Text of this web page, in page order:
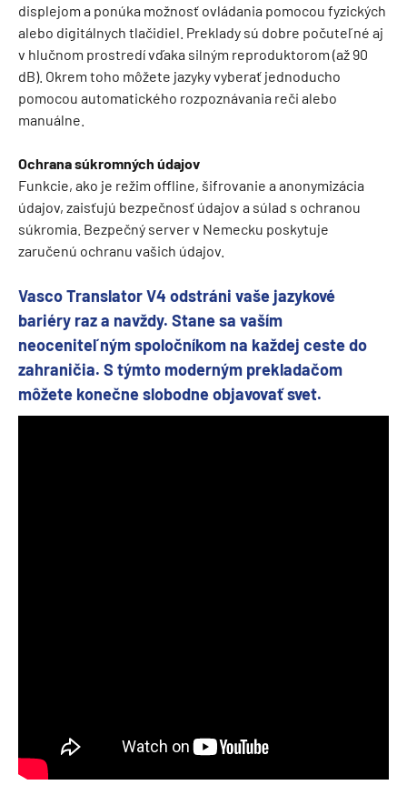
displejom a ponúka možnosť ovládania pomocou fyzických
alebo digitálnych tlačidiel. Preklady sú dobre počuteľné aj
v hlučnom prostredí vďaka silným reproduktorom (až 90
dB). Okrem toho môžete jazyky vyberať jednoducho
pomocou automatického rozpoznávania reči alebo
manuálne.
Ochrana súkromných údajov
Funkcie, ako je režim offline, šifrovanie a anonymizácia
údajov, zaisťujú bezpečnosť údajov a súlad s ochranou
súkromia. Bezpečný server v Nemecku poskytuje
zaručenú ochranu vašich údajov.
Vasco Translator V4 odstráni vaše jazykové
bariéry raz a navždy. Stane sa vaším
neoceniteľným spoločníkom na každej ceste do
zahraničia. S týmto moderným prekladačom
môžete konečne slobodne objavovať svet.